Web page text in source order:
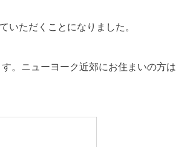
いただくことになりました。
。ニューヨーク近郊にお住まいの方は